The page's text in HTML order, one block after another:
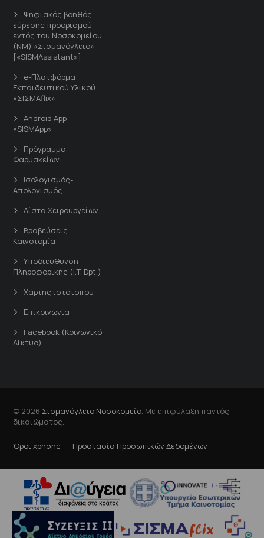
Ψηφιακός βοηθός
εύρεσης προορισμού
εντός του Νοσοκομείου
(ΝΜ) «Σισμανόγλειο»
[«SISMAssistant»]
e-Πλατφόρμα
Εκπαιδευτικού Υλικού
«ΣΙΣΜΑflix»
Android App
«SISMApp»
Πρόγραμμα
Φαρμακείων
Ισολογισμός-
Απολογισμός
Λίστα Χειρουργείων
Βραβεύσεις
Καινοτομία
Υποδιεύθυνση
Πληροφορικής (I.T. Dpt.)
Χάρτης ιστότοπου
Επικοινωνία
Facebook (Κοινωνικό
Δίκτυο)
© 2026 Σισμανόγλειο Νοσοκομείο . Με επιφύλαξη παντός
δικαιώματος.
Όροι χρήσης Προστασία Προσωπικών Δεδομένων